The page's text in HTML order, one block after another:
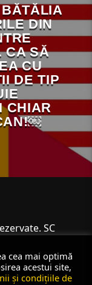
DIN
CA SĂ
CU
DE TIP
CHIAR
SC
cea mai optimă
acestui site,
și condițiile de